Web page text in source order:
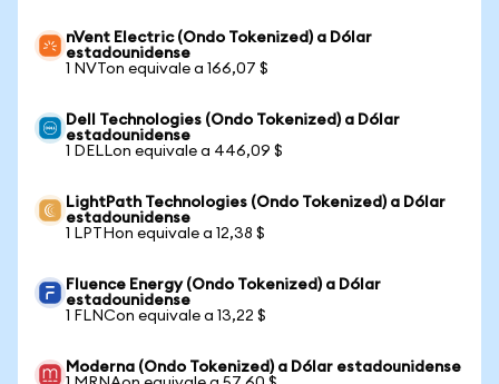
nVent Electric (Ondo Tokenized) a Dólar
estadounidense
1 NVTon equivale a 166,07 $
Dell Technologies (Ondo Tokenized) a Dólar
estadounidense
1 DELLon equivale a 446,09 $
LightPath Technologies (Ondo Tokenized) a Dólar
estadounidense
1 LPTHon equivale a 12,38 $
Fluence Energy (Ondo Tokenized) a Dólar
estadounidense
1 FLNCon equivale a 13,22 $
Moderna (Ondo Tokenized) a Dólar estadounidense